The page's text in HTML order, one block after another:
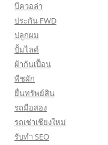
บีควอล่า
ประกัน FWD
ปลูกผม
ปั้มไลค์
ผ้ากันเปื้อน
พืชผัก
ยื่นทรัพย์สิน
รถมือสอง
รถเช่าเชียงใหม่
รับทำ SEO